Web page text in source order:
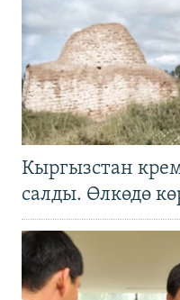
Кыргызстан
салды. Өлкөдө